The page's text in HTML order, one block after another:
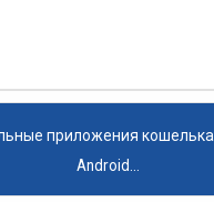
приложения кошелька
Android...